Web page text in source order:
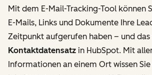
Mit dem E-Mail-Tracking-Tool können
E-Mails, Links und Dokumente Ihre
Zeitpunkt aufgerufen haben – und das
Kontaktdatensatz in HubSpot. Mit
Informationen an einem Ort wissen